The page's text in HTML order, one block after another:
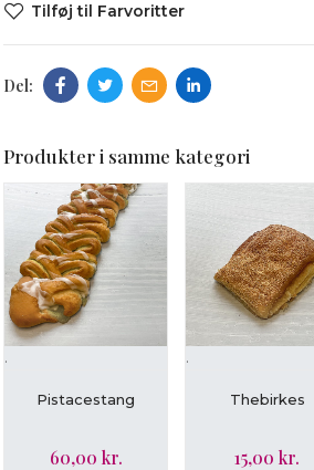
Tilføj til Farvoritter
Produkter i samme kategori
LÆG I KURV
.
Pistacestang
60,00 kr.
LÆG I KURV
.
Thebirkes
15,00 kr.